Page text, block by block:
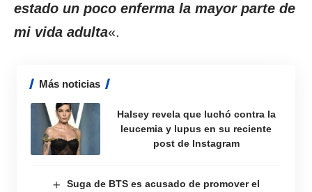
estado un poco enferma la mayor parte de
mi vida adulta«.
Más noticias
Halsey revela que luchó contra la
leucemia y lupus en su reciente
post de Instagram
Suga de BTS es acusado de promover el